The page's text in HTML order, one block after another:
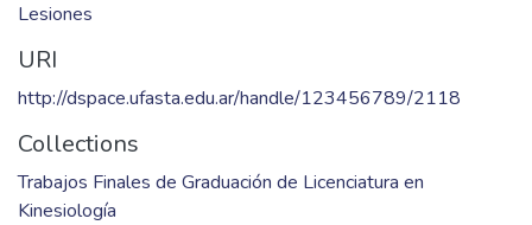
Lesiones
URI
http://dspace.ufasta.edu.ar/handle/123456789/2118
Collections
Trabajos Finales de Graduación de Licenciatura en
Kinesiología